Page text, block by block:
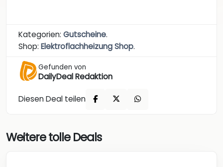
Kategorien: Gutscheine.
Shop: Elektroflachheizung Shop.
Gefunden von
DailyDeal Redaktion
Diesen Deal teilen
Weitere tolle Deals